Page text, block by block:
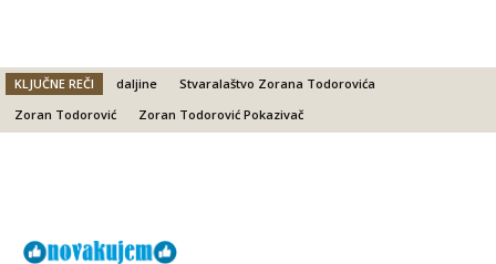
KLJUČNE REČI daljine
Stvaralaštvo Zorana Todorovića
Zoran Todorović
Zoran Todorović Pokazivač